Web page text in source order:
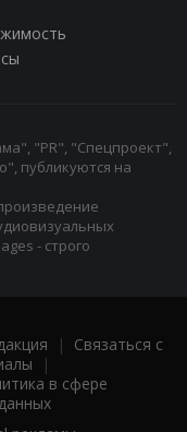
"PR", "Спецпроект",
публикуются на
- строго
| Связаться с
|
в сфере